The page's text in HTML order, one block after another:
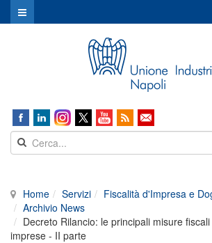
Home Servizi
Fiscalità d'Impresa e
Archivio News
Decreto Rilancio: le principali misure
imprese - II parte